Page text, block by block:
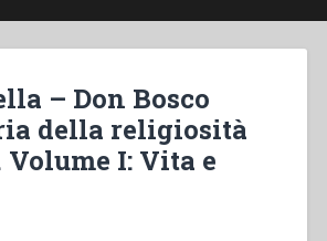
– Don Bosco
della religiosità
I: Vita e